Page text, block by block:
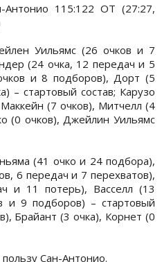
Антонио 115:122 OT (27:27,
Уильямс (26 очков и 7
(24 очка, 12 передач и 5
и 8 подборов), Дорт (5
– стартовый состав; Карузо
(7 очков), Митчелл (4
(0 очков), Джейлин Уильямс
(41 очко и 24 подбора),
6 передач и 7 перехватов),
и 11 потерь), Васселл (13
и 9 подборов) – стартовый
Брайант (3 очка), Корнет (0
Сан-Антонио.